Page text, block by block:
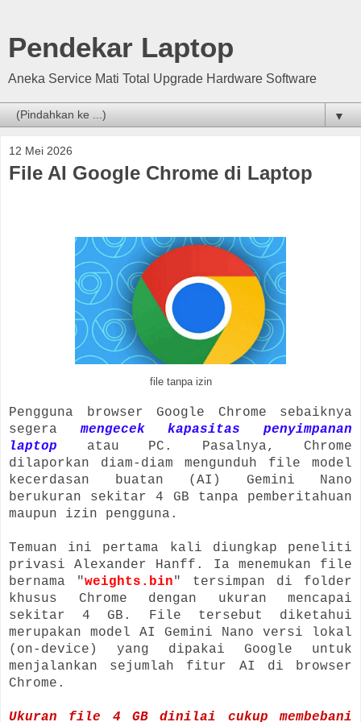
Pendekar Laptop
Aneka Service Mati Total Upgrade Hardware Software
▼
12 Mei 2026
File AI Google Chrome di Laptop
file tanpa izin
Pengguna browser Google Chrome sebaiknya
segeramengecek kapasitas penyimpanan
laptop atau PC. Pasalnya, Chrome
dilaporkan diam-diam mengunduh file model
kecerdasan buatan (AI) Gemini Nano
berukuran sekitar 4 GB tanpa pemberitahuan
maupun izin pengguna.
Temuan ini pertama kali diungkap peneliti
privasi Alexander Hanff. Ia menemukan file
bernama "weights.bin" tersimpan di folder
khusus Chrome dengan ukuran mencapai
sekitar 4 GB. File tersebut diketahui
merupakan model AI Gemini Nano versi lokal
(on-device) yang dipakai Google untuk
menjalankan sejumlah fitur AI di browser
Chrome.
Ukuran file 4 GB dinilai cukup membebani